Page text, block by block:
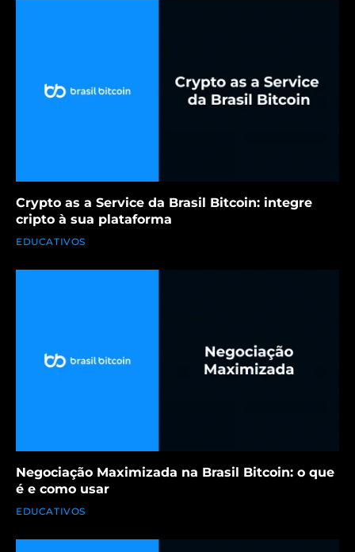
Crypto as a Service da Brasil Bitcoin: integre
cripto à sua plataforma
EDUCATIVOS
Negociação Maximizada na Brasil Bitcoin: o que
é e como usar
EDUCATIVOS